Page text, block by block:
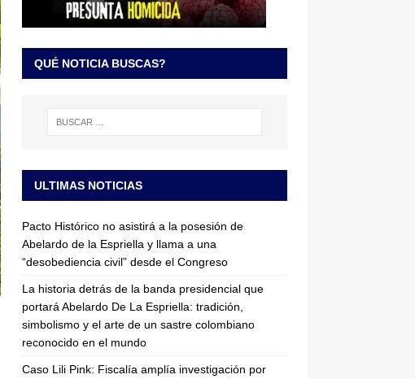
QUÉ NOTICIA BUSCAS?
ULTIMAS NOTICIAS
Pacto Histórico no asistirá a la posesión de
Abelardo de la Espriella y llama a una
“desobediencia civil” desde el Congreso
La historia detrás de la banda presidencial que
portará Abelardo De La Espriella: tradición,
simbolismo y el arte de un sastre colombiano
reconocido en el mundo
Caso Lili Pink: Fiscalía amplía investigación por